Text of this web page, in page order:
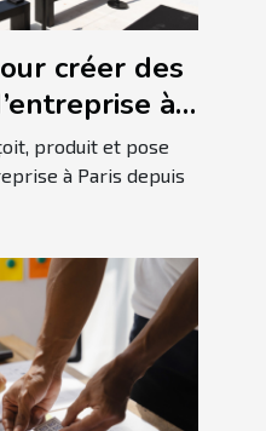
créer des
à
produit et pose
à Paris depuis